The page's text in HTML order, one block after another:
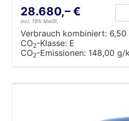
28.680,– €
incl. 19% MwSt.
Verbrauch kombiniert: 6,50
CO2-Klasse: E
CO2-Emissionen: 148,00 g/